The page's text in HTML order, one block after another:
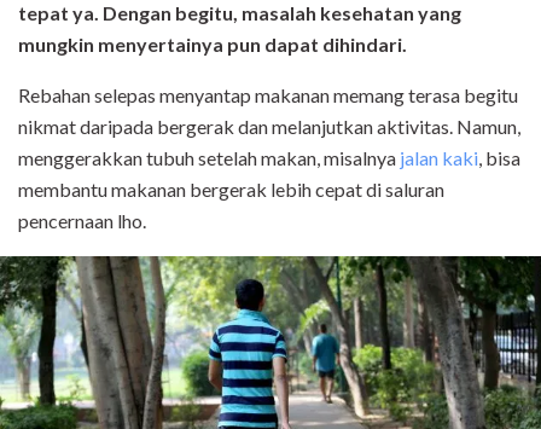
tepat ya. Dengan begitu, masalah kesehatan yang
mungkin menyertainya pun dapat dihindari.
Rebahan selepas menyantap makanan memang terasa begitu
nikmat daripada bergerak dan melanjutkan aktivitas. Namun,
menggerakkan tubuh setelah makan, misalnya jalan kaki, bisa
membantu makanan bergerak lebih cepat di saluran
pencernaan lho.